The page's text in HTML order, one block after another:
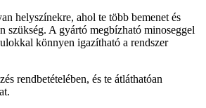
helyszínekre, ahol te több bemenet és
szükség. A gyártó megbízható minoseggel
könnyen igazítható a rendszer
rendbetételében, és te átláthatóan